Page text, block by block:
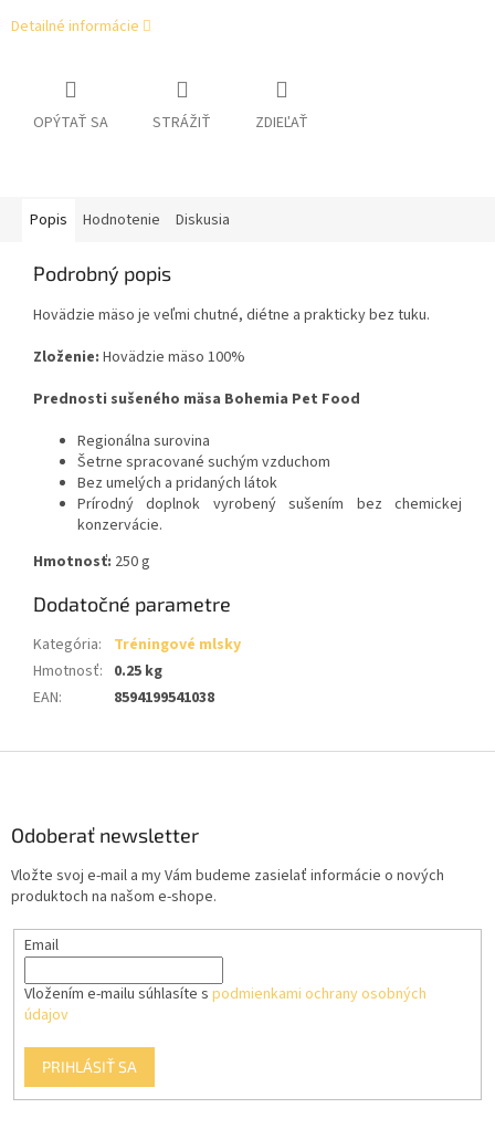
Detailné informácie
OPÝTAŤ SA STRÁŽIŤ ZDIEĽAŤ
Popis Hodnotenie Diskusia
Podrobný popis
Hovädzie mäso je veľmi chutné, diétne a prakticky bez tuku.
Zloženie: Hovädzie mäso 100%
Prednosti sušeného mäsa Bohemia Pet Food
Regionálna surovina
Šetrne spracované suchým vzduchom
Bez umelých a pridaných látok
Prírodný doplnok vyrobený sušením bez chemickej
konzervácie.
Hmotnosť: 250 g
Dodatočné parametre
Kategória:
Tréningové mlsky
Hmotnosť: 0.25 kg
EAN: 8594199541038
Odoberať newsletter
Vložte svoj e-mail a my Vám budeme zasielať informácie o nových
produktoch na našom e-shope.
Email
Vložením e-mailu súhlasíte s podmienkami ochrany osobných
údajov
PRIHLÁSIŤ SA